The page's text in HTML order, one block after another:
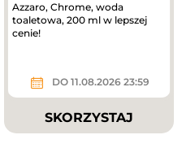
Azzaro, Chrome, woda
toaletowa, 200 ml w lepszej
cenie!
DO 11.08.2026 23:59
SKORZYSTAJ